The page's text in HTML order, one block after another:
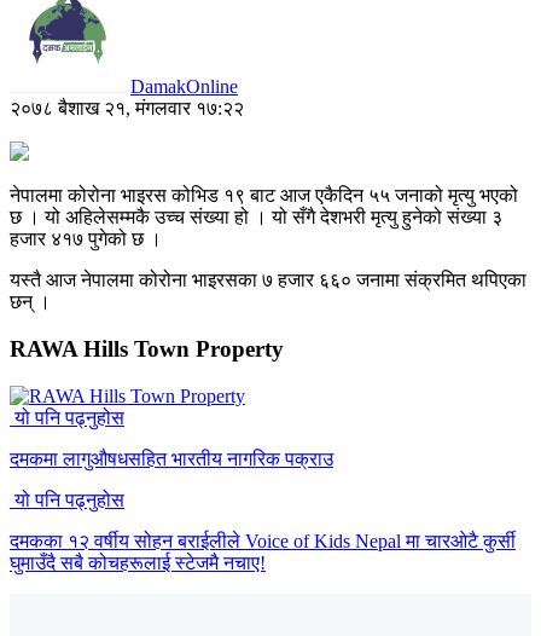
DamakOnline
२०७८ बैशाख २१, मंगलवार १७:२२
नेपालमा कोरोना भाइरस कोभिड १९ बाट आज एकैदिन ५५ जनाको मृत्यु भएको
छ । यो अहिलेसम्मकै उच्च संख्या हो । यो सँगै देशभरी मृत्यु हुनेको संख्या ३
हजार ४१७ पुगेको छ ।
यस्तै आज नेपालमा कोरोना भाइरसका ७ हजार ६६० जनामा संक्रमित थपिएका
छन् ।
RAWA Hills Town Property
यो पनि पढ्नुहोस
दमकमा लागुऔषधसहित भारतीय नागरिक पक्राउ
यो पनि पढ्नुहोस
दमकका १२ वर्षीय सोहन बराईलीले Voice of Kids Nepal मा चारओटै कुर्सी
घुमाउँदै सबै कोचहरूलाई स्टेजमै नचाए!